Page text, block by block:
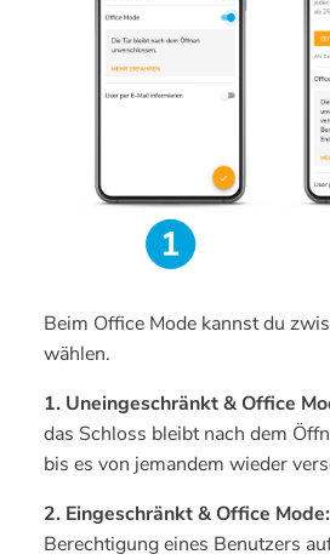
Beim Office Mode kannst du
wählen.
1. Uneingeschränkt & Office
das Schloss bleibt nach dem
bis es von jemandem wieder
2. Eingeschränkt & Office Mode:
Berechtigung eines Benutzers